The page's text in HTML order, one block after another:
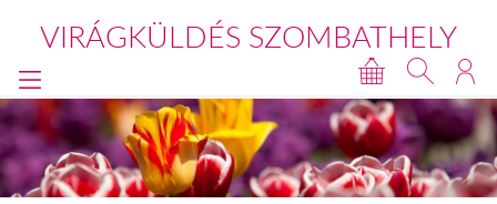
VIRÁGKÜLDÉS SZOMBATHELY